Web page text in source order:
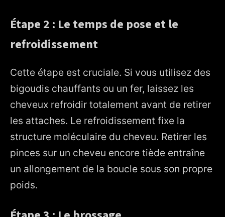
Étape 2 : Le temps de pose et le
refroidissement
Cette étape est cruciale. Si vous utilisez des
bigoudis chauffants ou un fer, laissez les
cheveux refroidir totalement avant de retirer
les attaches. Le refroidissement fixe la
structure moléculaire du cheveu. Retirer les
pinces sur un cheveu encore tiède entraîne
un allongement de la boucle sous son propre
poids.